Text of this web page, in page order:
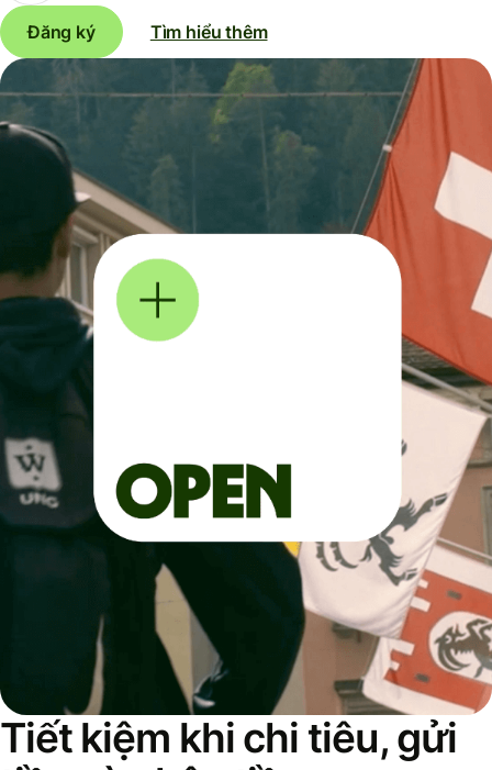
Đăng ký Tìm hiểu thêm
Tiết kiệm khi chi tiêu, gửi